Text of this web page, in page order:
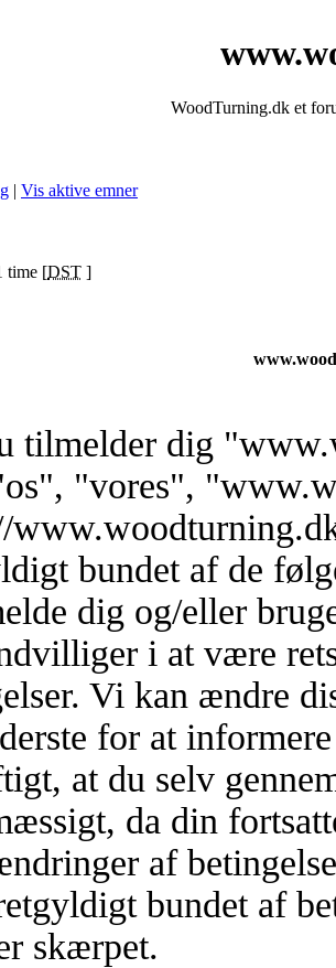
WoodTurning.dk et
| Vis aktive emner
time [DST ]
tilmelder dig
"vores",
bundet af de
dig og/eller
i at være
Vi kan ændre
for at
at du selv
da din
af
bundet af
skærpet.